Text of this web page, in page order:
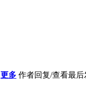
更多 作者回复/查看最后